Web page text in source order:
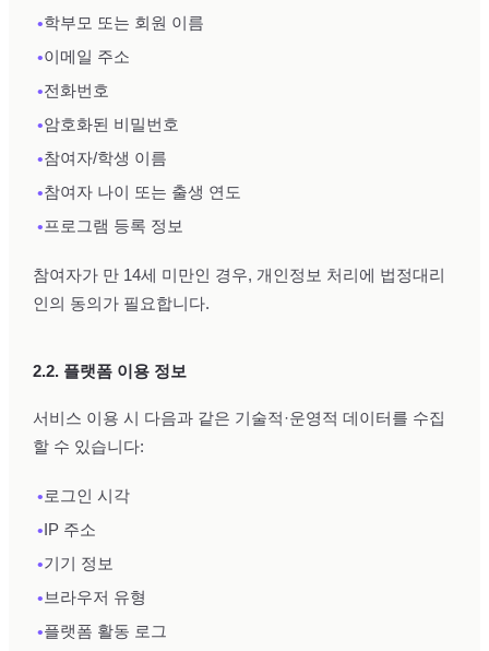
•학부모 또는 회원 이름
•이메일 주소
•전화번호
•암호화된 비밀번호
•참여자/학생 이름
•참여자 나이 또는 출생 연도
•프로그램 등록 정보
참여자가 만 14세 미만인 경우, 개인정보 처리에 법정대리
인의 동의가 필요합니다.
2.2. 플랫폼 이용 정보
서비스 이용 시 다음과 같은 기술적·운영적 데이터를 수집
할 수 있습니다:
•로그인 시각
• IP 주소
•기기 정보
•브라우저 유형
•플랫폼 활동 로그